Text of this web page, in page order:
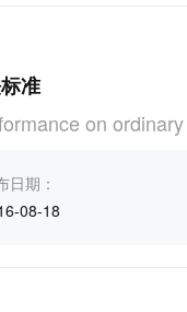
准
on
日期：
08-18